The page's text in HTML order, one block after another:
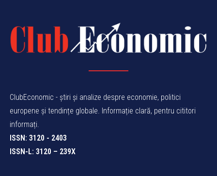
ClubEconomic - știri și analize despre economie, politici
europene și tendințe globale. Informație clară, pentru cititori
informați.
ISSN: 3120 - 2403
ISSN-L: 3120 – 239X